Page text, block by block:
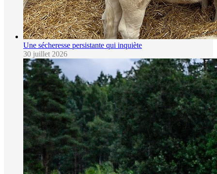
Une sécheresse persistante qui inquiète
30 juillet 2026